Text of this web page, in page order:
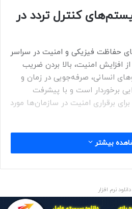
کنترل تردد در
حفاظت فیزیکی و امنیت در سراسر
افزایش امنیت، بالا بردن ضریب
انسانی، صرفه‌جویی در زمان و
برخوردار است و با پیشرفت
برقراری امنیت در سازمان‌ها مورد
که با نام‌های کنترل دسترسی یا
یک روش هوشمندانه برای
است.
کنترل تردد برای برقراری
می‌کنند، همچنان برخی از افراد
بیشتر
دانلود نرم افزار